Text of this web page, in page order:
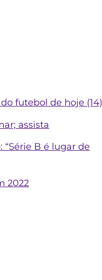
futebol de hoje (14)
assista
B é lugar de
2022